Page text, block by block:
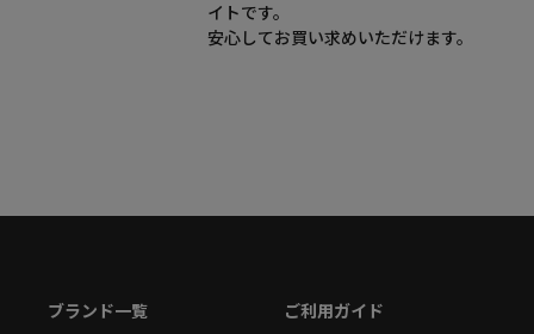
イトです。
安心してお買い求めいただけます。
ブランド一覧 ご利用ガイド